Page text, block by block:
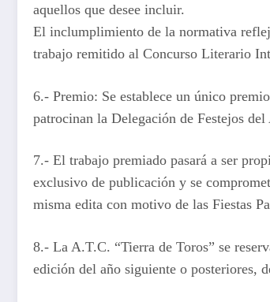
aquellos que desee incluir.
El inclumplimiento de la normativa
trabajo remitido al Concurso Literario
6.- Premio: Se establece un único
patrocinan la Delegación de Festejos
7.- El trabajo premiado pasará a ser
exclusivo de publicación y se
misma edita con motivo de las Fiestas
8.- La A.T.C. “Tierra de Toros” se
edición del año siguiente o posteriores,